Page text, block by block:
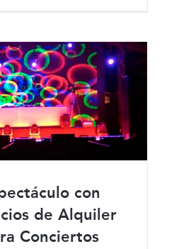
con Nuestros
Audiovisual para
con
de Alquiler
Conciertos